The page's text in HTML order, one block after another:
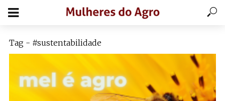
Tag - #sustentabilidade